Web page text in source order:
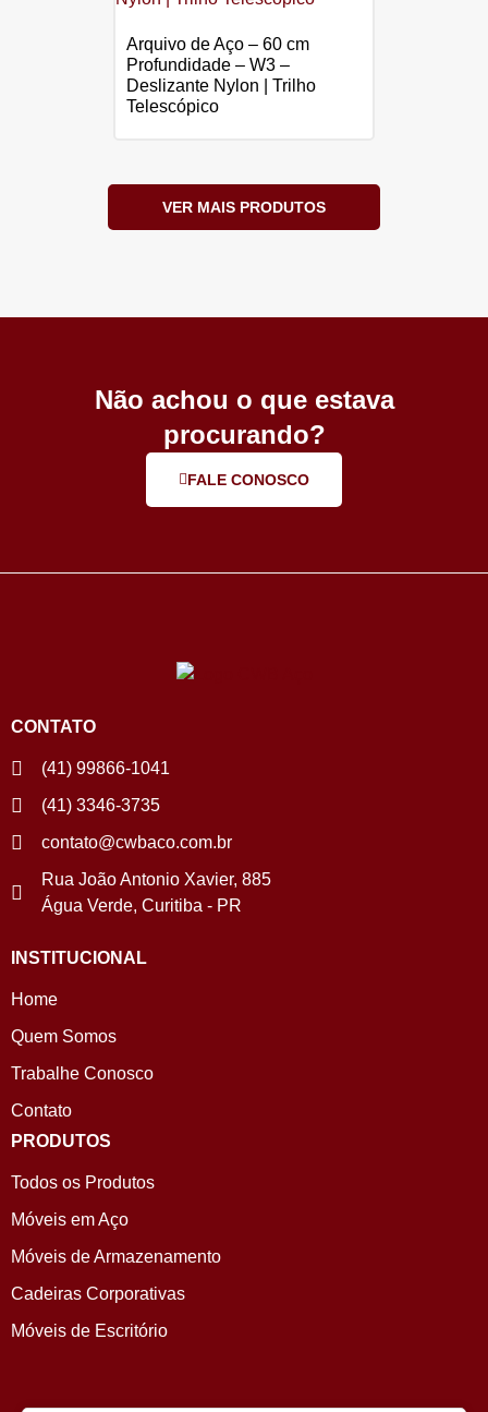
Arquivo de Aço – 60 cm
Profundidade – W3 –
Deslizante Nylon | Trilho
Telescópico
VER MAIS PRODUTOS
Não achou o que estava
procurando?
FALE CONOSCO
CONTATO
(41) 99866-1041
(41) 3346-3735
contato@cwbaco.com.br
Rua João Antonio Xavier, 885
Água Verde, Curitiba - PR
INSTITUCIONAL
Home
Quem Somos
Trabalhe Conosco
Contato
PRODUTOS
Todos os Produtos
Móveis em Aço
Móveis de Armazenamento
Cadeiras Corporativas
Móveis de Escritório